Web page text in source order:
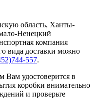
область, Ханты-
Ненецкий
компания
вида доставки можно
557.
Вам удостоверится в
коробки внимательно
и проверьте